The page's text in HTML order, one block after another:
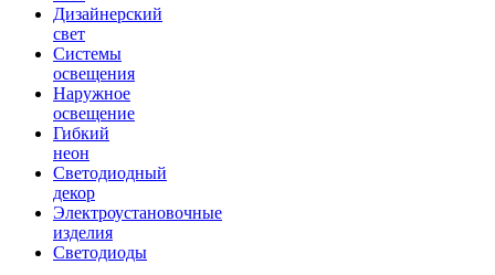
Дизайнерский
свет
Системы
освещения
Наружное
освещение
Гибкий
неон
Светодиодный
декор
Электроустановочные
изделия
Светодиоды